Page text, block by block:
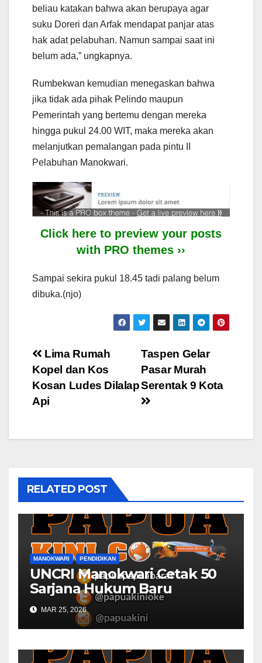
beliau katakan bahwa akan berupaya agar
suku Doreri dan Arfak mendapat panjar atas
hak adat pelabuhan. Namun sampai saat ini
belum ada,” ungkapnya.
Rumbekwan kemudian menegaskan bahwa
jika tidak ada pihak Pelindo maupun
Pemerintah yang bertemu dengan mereka
hingga pukul 24.00 WIT, maka mereka akan
melanjutkan pemalangan pada pintu II
Pelabuhan Manokwari.
Click here to preview your posts
with PRO themes ››
Sampai sekira pukul 18.45 tadi palang belum
dibuka.(njo)
Post
navigation
Taspen Gelar
Pasar Murah
Serentak 9 Kota
Lima Rumah
Kopel dan Kos
Kosan Ludes Dilalap
Api
RELATED POST
MANOKWARI PENDIDIKAN
UNCRI Manokwari Cetak 50
Sarjana Hukum Baru
MAR 25, 2026